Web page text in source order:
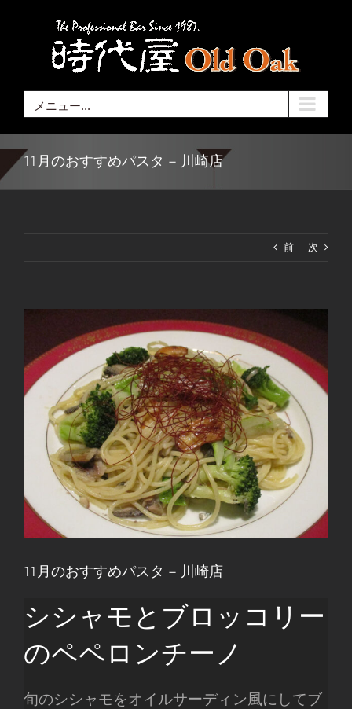
メニュー...
11月のおすすめパスタ – 川崎店
前 次
11月のおすすめパスタ – 川崎店
シシャモとブロッコリー
のペペロンチーノ
旬のシシャモをオイルサーディン風にしてブ